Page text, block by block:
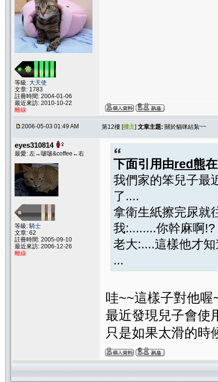
等級: 大天使
文章: 1783
註冊時間: 2004-01-06
最近來訪: 2010-10-22
離線
2006-05-03 01:49 AM 第12樓 [樓主] 文章主題: 關於貓咪結紮~~
eyes310814
最愛: 左→啵啵&coffee←右
等級:騎士
文章: 62
註冊時間: 2005-09-10
最近來訪: 2006-12-26
離線
下面引用由red熊
我們家的笨兒子最
了....
拿衛生紙擦完尿就
我:........你幹麻啊!?
老大:....這樣他才
...
哇~~這樣子對他喔
最近發現兒子會使
只是如果太滑的時